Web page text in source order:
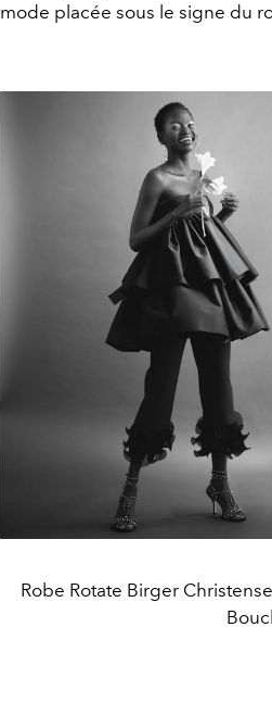
mode placée sous le signe du
Robe Rotate Birger